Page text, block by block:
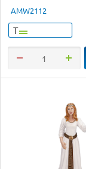
AMW2112
Т